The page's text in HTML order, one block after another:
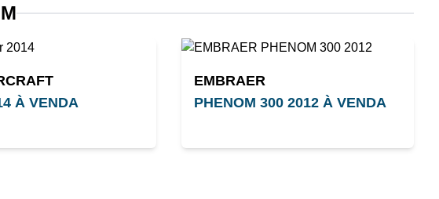
À VENDA
EMBRAER
PHENOM 300 2012 À VENDA